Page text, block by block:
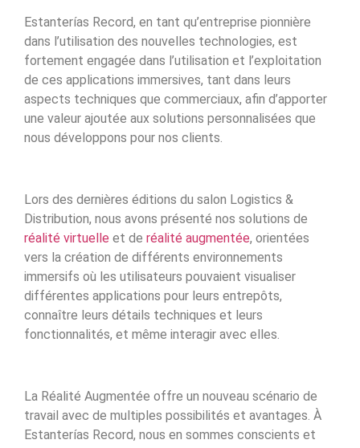
Estanterías Record, en tant qu’entreprise pionnière
dans l’utilisation des nouvelles technologies, est
fortement engagée dans l’utilisation et l’exploitation
de ces applications immersives, tant dans leurs
aspects techniques que commerciaux, afin d’apporter
une valeur ajoutée aux solutions personnalisées que
nous développons pour nos clients.
Lors des dernières éditions du salon Logistics &
Distribution, nous avons présenté nos solutions de
réalité virtuelle et de réalité augmentée, orientées
vers la création de différents environnements
immersifs où les utilisateurs pouvaient visualiser
différentes applications pour leurs entrepôts,
connaître leurs détails techniques et leurs
fonctionnalités, et même interagir avec elles.
La Réalité Augmentée offre un nouveau scénario de
travail avec de multiples possibilités et avantages. À
Estanterías Record, nous en sommes conscients et